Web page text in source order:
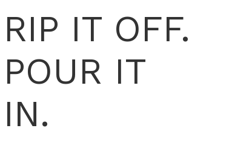
RIP IT OFF.
POUR IT
IN.